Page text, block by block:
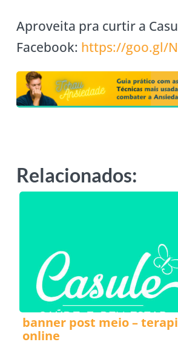
Aproveita pra curtir a
Facebook: https://goo.gl/
Relacionados:
banner post meio –
online